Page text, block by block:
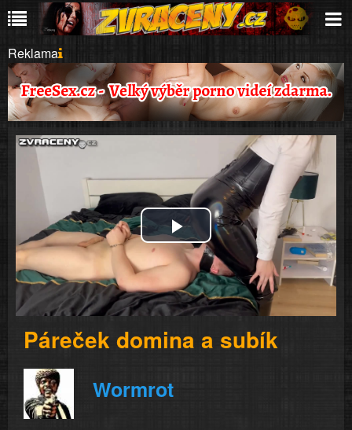
Reklama
Play
Video
Páreček domina a subík
Wormrot